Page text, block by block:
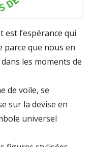
est l’espérance qui
parce que nous en
les moments de
de voile, se
sur la devise en
universel